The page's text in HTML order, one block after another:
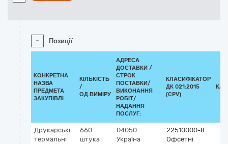
- Позиції
КОНКРЕТНА
НАЗВА
ПРЕДМЕТА
ЗАКУПІВЛІ
КІЛЬКІСТЬ
/
ОД.ВИМІРУ
АДРЕСА
ДОСТАВКИ /
СТРОК
ПОСТАВКИ/
ВИКОНАННЯ
РОБІТ/
НАДАННЯ
ПОСЛУГ:
КЛАСИФІКАТОР
ДК 021:2015
(CPV)
Друкарські
термальні
660
штука
04050
Україна
22510000-8
Офсетні